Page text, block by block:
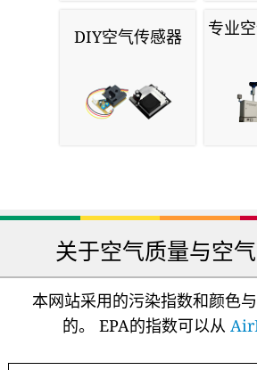
DIY空气传感器
专业
关于空气质量与空
本网站采用的污染指数和颜色
的。 EPA的指数可以从